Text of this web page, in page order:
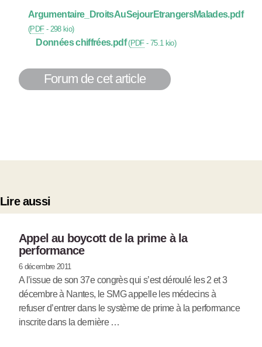
Argumentaire_DroitsAuSejourEtrangersMalades.pdf
(PDF- 298 kio)
Données chiffrées.pdf (PDF- 75.1 kio)
Forum de cet article
Lire aussi
Appel au boycott de la prime à la
performance
6 décembre 2011
A l’issue de son 37e congrès qui s’est déroulé les 2 et 3
décembre à Nantes, le SMG appelle les médecins à
refuser d’entrer dans le système de prime à la performance
inscrite dans la dernière …